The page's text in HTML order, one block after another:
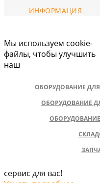
ОБОРУДОВАНИЕ
ОБОРУДОВАНИЕ
ИНФОРМАЦИЯ
Мы используем cookie-
файлы, чтобы улучшить
наш
сервис для вас!